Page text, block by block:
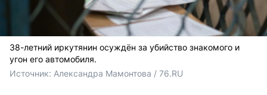
38-летний иркутянин осуждён за убийство знакомого и
угон его автомобиля.
Источник: Александра Мамонтова / 76.RU